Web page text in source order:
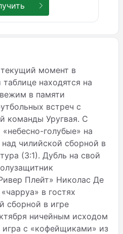
момент в
находятся на
в памяти
встреч с
команды Уругвая. С
голубые» на
чилийской сборной в
(3:1). Дубль на свой
Плейт» Николас Де
в гостях
сборной в игре
ничейным исходом
игра с «кофейщиками» из